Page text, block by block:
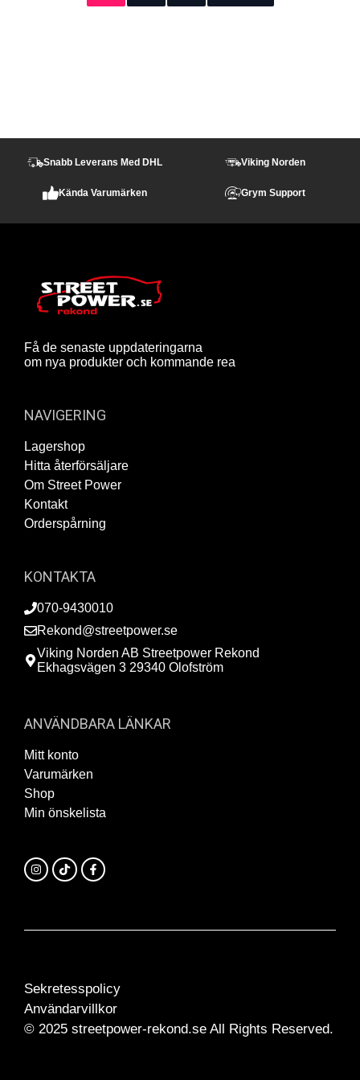
Snabb Leverans Med DHL Viking Norden
Kända Varumärken Grym Support
Få de senaste uppdateringarna
om nya produkter och kommande rea
NAVIGERING
Lagershop
Hitta återförsäljare
Om Street Power
Kontakt
Orderspårning
KONTAKTA
070-9430010
Rekond@streetpower.se
Viking Norden AB Streetpower Rekond
Ekhagsvägen 3 29340 Olofström
ANVÄNDBARA LÄNKAR
Mitt konto
Varumärken
Shop
Min önskelista
© 2025 streetpower-rekond.se All Rights Reserved.
Sekretesspolicy
Användarvillkor